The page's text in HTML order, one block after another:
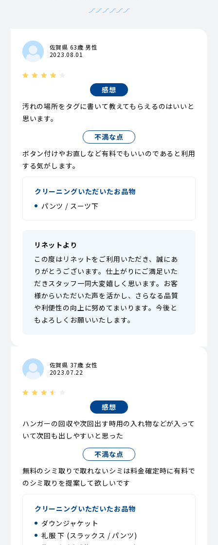
佐賀県 63歳 男性
2023.08.01
感想
汚れの場所をタグに書いて教えてもらえるのはいいと
思います。
不満な点
ボタン付けやお直しなど有料でもいいのであると利用
する気がします。
クリーニングいただいたお品物
パンツ / スーツ下
リネットより
この度はリネットをご利用いただき、誠にあ
りがとうございます。仕上がりにご満足いた
だきスタッフ一同大変嬉しく思います。お客
様からいただいた声を活かし、さらなる品質
や利便性の向上に努めてまいります。今後と
もよろしくお願いいたします。
佐賀県 37歳 女性
2023.07.22
感想
ハンガーの回収や次回出す時用の入れ物などが入って
いて次回も出しやすいと思った
不満な点
無料のシミ取りで取れないシミは料金確定時に有料で
のシミ取りを提案して欲しいです
クリーニングいただいたお品物
ダウンジャケット
礼服 下 (スラックス / パンツ)